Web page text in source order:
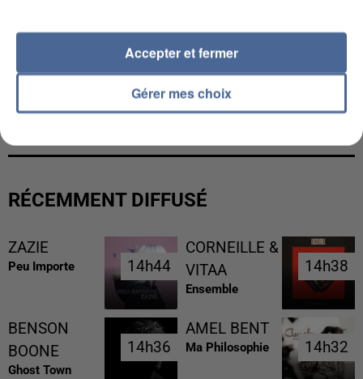
LES DONNÉES DE 300 000 CLIENTS DÉROBÉES À
INTERMARCHÉ APRÈS UNE...
RÉCEMMENT DIFFUSÉ
ZAZIE
Peu Importe 14h44
14h44
CORNEILLE &
VITAA
Ensemble
14h38
14h38
BENSON
BOONE
Ghost Town
14h36
14h36
AMEL BENT
Ma Philosophie 14h32
14h32
Gérer mes choix
Accepter et fermer